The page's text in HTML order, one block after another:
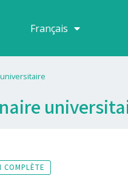
Français
Español
COMPLÈTE